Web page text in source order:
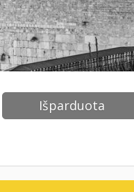
Išparduota